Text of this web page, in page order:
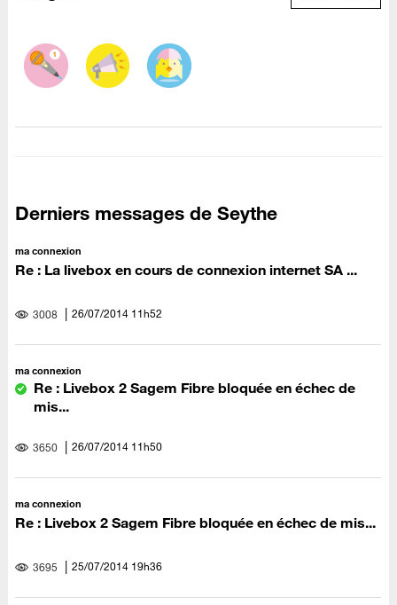
Derniers messages de Seythe
ma connexion
Re : La livebox en cours de connexion internet SA ...
3008 ‎26/07/2014 11h52
ma connexion
Re : Livebox 2 Sagem Fibre bloquée en échec de
mis...
3650 ‎26/07/2014 11h50
ma connexion
Re : Livebox 2 Sagem Fibre bloquée en échec de mis...
3695 ‎25/07/2014 19h36